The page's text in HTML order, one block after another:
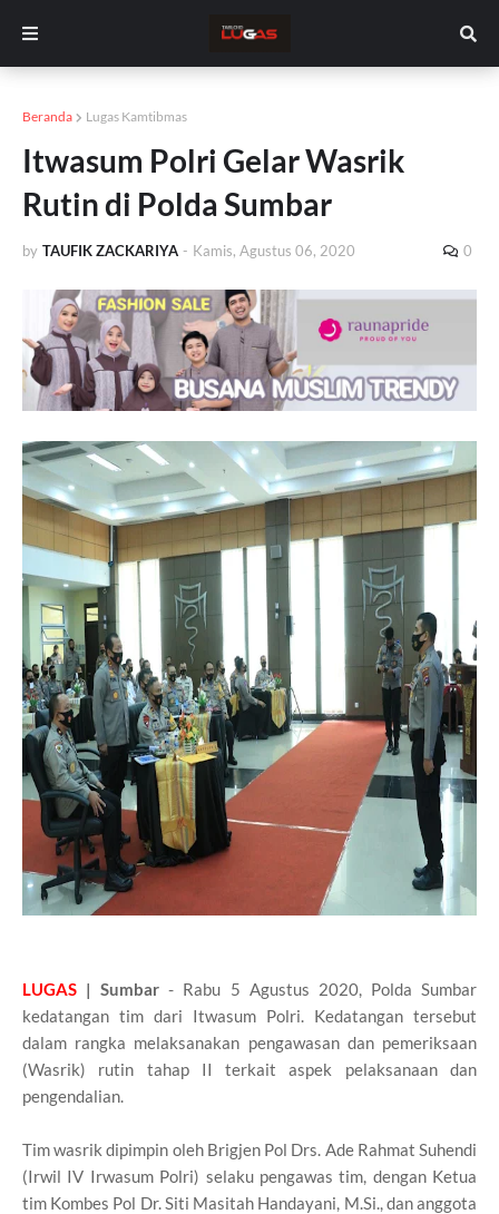
Beranda Lugas Kamtibmas
Itwasum Polri Gelar Wasrik
Rutin di Polda Sumbar
by TAUFIK ZACKARIYA - Kamis, Agustus 06, 2020 0
LUGAS | Sumbar - Rabu 5 Agustus 2020, Polda Sumbar
kedatangan tim dari Itwasum Polri. Kedatangan tersebut
dalam rangka melaksanakan pengawasan dan pemeriksaan
(Wasrik) rutin tahap II terkait aspek pelaksanaan dan
pengendalian.
Tim wasrik dipimpin oleh Brigjen Pol Drs. Ade Rahmat Suhendi
(Irwil IV Irwasum Polri) selaku pengawas tim, dengan Ketua
tim Kombes Pol Dr. Siti Masitah Handayani, M.Si., dan anggota